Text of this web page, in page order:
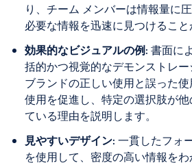
り、チーム メンバーは情報量に
必要な情報を迅速に見つけること
効果的なビジュアルの例: 書面に
括的かつ視覚的なデモンストレー
ブランドの正しい使用と誤った
使用を促進し、特定の選択肢が
ている理由を説明します。
見やすいデザイン: 一貫したフォ
を使用して、密度の高い情報を